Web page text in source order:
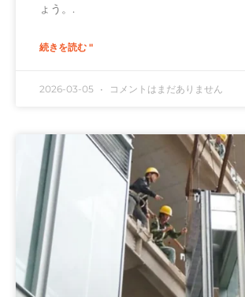
ょう。.
続きを読む "
2026-03-05 コメントはまだありません